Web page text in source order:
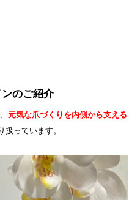
のご紹介
元気な爪づくりを内側から支える
扱っています。